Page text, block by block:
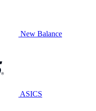
New Balance
ASICS